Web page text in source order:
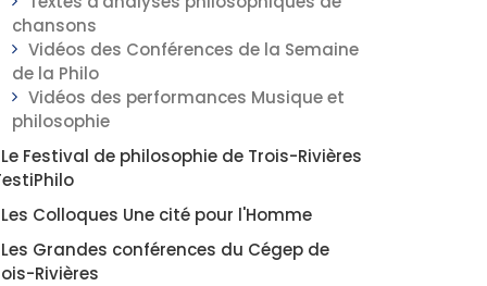
chansons
Vidéos des Conférences de la Semaine
de la Philo
Vidéos des performances Musique et
philosophie
Le Festival de philosophie de Trois-Rivières
Les Colloques Une cité pour l'Homme
Les Grandes conférences du Cégep de
Rivières